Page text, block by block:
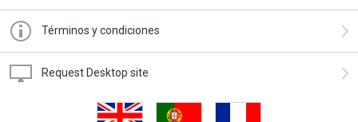
Términos y condiciones
Request Desktop site